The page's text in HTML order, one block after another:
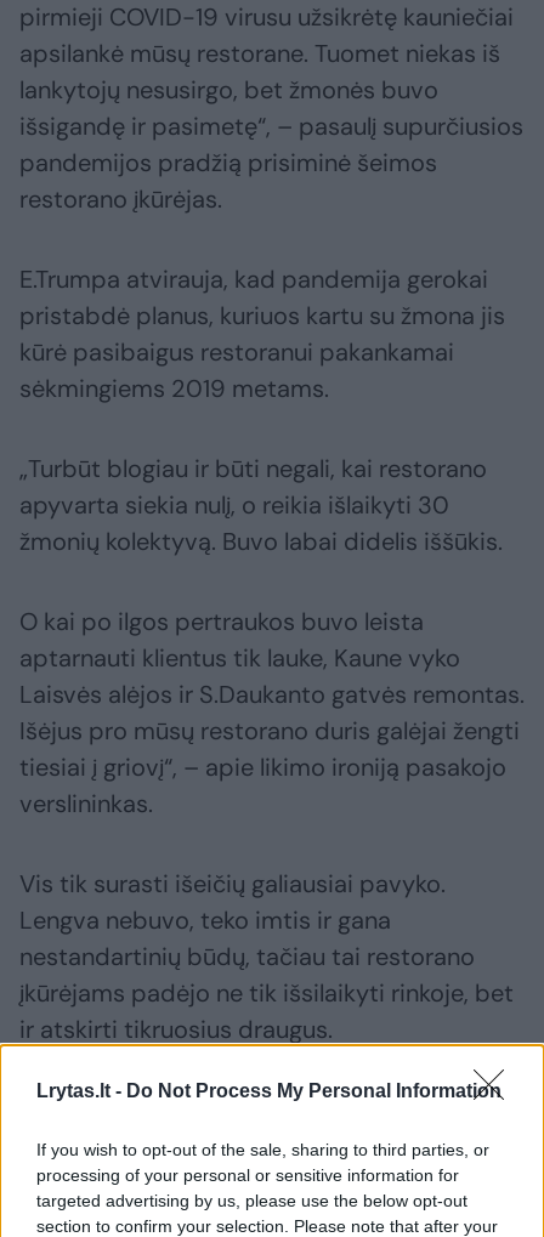
Lrytas.lt - Do Not Process My Personal Information
If you wish to opt-out of the sale, sharing to third parties, or
processing of your personal or sensitive information for
targeted advertising by us, please use the below opt-out
section to confirm your selection. Please note that after your
pirmieji COVID-19 virusu užsikrėtę kauniečiai
apsilankė mūsų restorane. Tuomet niekas iš
lankytojų nesusirgo, bet žmonės buvo
išsigandę ir pasimetę“, – pasaulį supurčiusios
pandemijos pradžią prisiminė šeimos
restorano įkūrėjas.
E.Trumpa atvirauja, kad pandemija gerokai
pristabdė planus, kuriuos kartu su žmona jis
kūrė pasibaigus restoranui pakankamai
sėkmingiems 2019 metams.
„Turbūt blogiau ir būti negali, kai restorano
apyvarta siekia nulį, o reikia išlaikyti 30
žmonių kolektyvą. Buvo labai didelis iššūkis.
O kai po ilgos pertraukos buvo leista
aptarnauti klientus tik lauke, Kaune vyko
Laisvės alėjos ir S.Daukanto gatvės remontas.
Išėjus pro mūsų restorano duris galėjai žengti
tiesiai į griovį“, – apie likimo ironiją pasakojo
verslininkas.
Vis tik surasti išeičių galiausiai pavyko.
Lengva nebuvo, teko imtis ir gana
nestandartinių būdų, tačiau tai restorano
įkūrėjams padėjo ne tik išsilaikyti rinkoje, bet
ir atskirti tikruosius draugus.
„Buvome susikūrę specialų elektroninį paštą,
iš kurio, prašydami sumažinti skolas,
siuntėme laiškus visiems tiekėjams. Buvo
labai įdomi patirtis. Kaip sako, draugą